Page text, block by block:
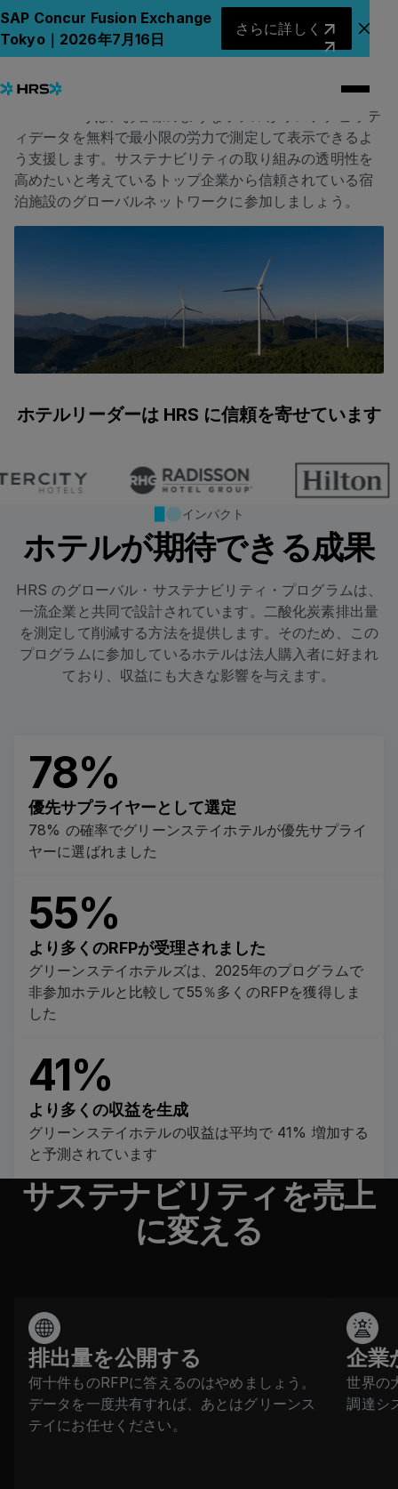
SAP Concur Fusion Exchange
Tokyo｜2026年7月16日
さらに詳しく
ア
グリーンステイの
取り組みについて知る
足跡を共有して、新しいチャンスを切り開きましょう。
Green Stayは、お客様のようなホテルがサステナビリテ
ィデータを無料で最小限の労力で測定して表示できるよ
う支援します。サステナビリティの取り組みの透明性を
高めたいと考えているトップ企業から信頼されている宿
泊施設のグローバルネットワークに参加しましょう。
ホテルリーダーは HRS に信頼を寄せています
インパクト
ホテルが期待できる成果
HRS のグローバル・サステナビリティ・プログラムは、
一流企業と共同で設計されています。二酸化炭素排出量
を測定して削減する方法を提供します。そのため、この
プログラムに参加しているホテルは法人購入者に好まれ
ており、収益にも大きな影響を与えます。
78%
優先サプライヤーとして選定
78% の確率でグリーンステイホテルが優先サプライ
ヤーに選ばれました
55%
より多くのRFPが受理されました
グリーンステイホテルズは、2025年のプログラムで
非参加ホテルと比較して55％多くのRFPを獲得しま
した
41%
より多くの収益を生成
グリーンステイホテルの収益は平均で 41% 増加する
と予測されています
サステナビリティを売上
に変える
排出量を公開する
何十件ものRFPに答えるのはやめましょう。
データを一度共有すれば、あとはグリーンス
テイにお任せください。
企業
世界の
調達シ